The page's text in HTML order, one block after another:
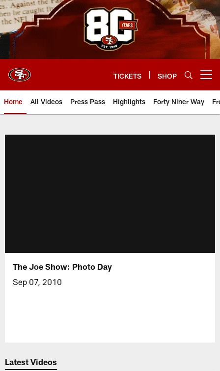
Skip
to
main
content
TICKETS SHOP
Home All Videos Press Pass Highlights Forty Niner Way
The Joe Show: Photo Day
Sep 07, 2010
Latest Videos